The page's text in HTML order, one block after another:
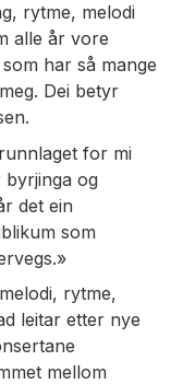
rytme, melodi
alle år vore
har så mange
Dei betyr
for mi
byrjinga og
det ein
som
rytme,
leitar etter nye
mellom